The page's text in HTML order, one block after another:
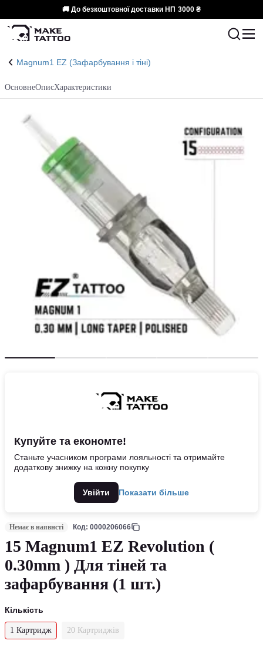
🚚 До безкоштовної доставки НП 3000 ₴
Magnum1 EZ (Зафарбування і тіні)
ОсновнеОписХарактеристики
Купуйте та економте!
Станьте учасником програми лояльності та отримайте
додаткову знижку на кожну покупку
Увійти Показати більше
Немає в наявнсті Код: 0000206066
15 Magnum1 EZ Revolution (
0.30mm ) Для тіней та
зафарбування (1 шт.)
Кількість
1 Картридж 20 Картриджів